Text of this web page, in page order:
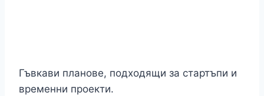
Гъвкави планове, подходящи за стартъпи и
временни проекти.